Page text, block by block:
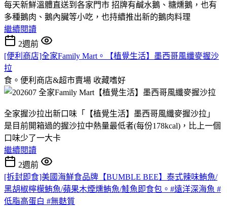
每天新鮮溫體直送到各家門市 招牌有鹹水鵝、糖燻鵝，也有
多種鵝肉、鵝內臟等小吃，也持續推出新的鵝肉料理
繼續閱讀
2週前
[便利商店]全家Family Mart。【植覺生活】墨西哥風纖麥握沙
拉
食。便利商店&超市賣場 收藏嗜好
全家握沙拉出新口味「【植覺生活】墨西哥風纖麥握沙拉」
是目前開箱過的握沙拉中熱量最低者(每份178kcal)，比上一個
口味少了一大卡
繼續閱讀
2週前
[拆封即食]美國海鮮食品牌【BUMBLE BEE】泰式辣味鮪魚/
黑胡椒檸檬鮪魚/蘋果木煙燻鮪魚/鮭魚即食包。#遠洋深海魚 #
低脂高蛋白 #無麩質